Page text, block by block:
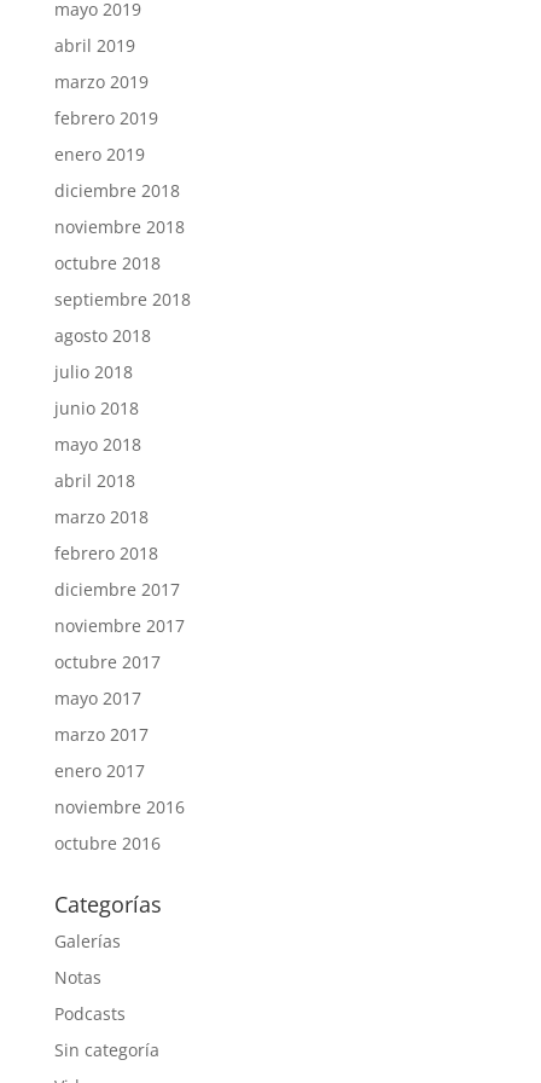
mayo 2019
abril 2019
marzo 2019
febrero 2019
enero 2019
diciembre 2018
noviembre 2018
octubre 2018
septiembre 2018
agosto 2018
julio 2018
junio 2018
mayo 2018
abril 2018
marzo 2018
febrero 2018
diciembre 2017
noviembre 2017
octubre 2017
mayo 2017
marzo 2017
enero 2017
noviembre 2016
octubre 2016
Categorías
Galerías
Notas
Podcasts
Sin categoría